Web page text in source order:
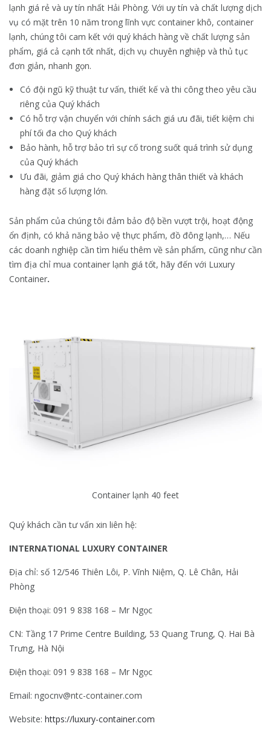
lạnh giá rẻ và uy tín nhất Hải Phòng. Với uy tín và chất lượng dịch
vụ có mặt trên 10 năm trong lĩnh vực container khô, container
lạnh, chúng tôi cam kết với quý khách hàng về chất lượng sản
phẩm, giá cả cạnh tốt nhất, dịch vụ chuyên nghiệp và thủ tục
đơn giản, nhanh gọn.
Có đội ngũ kỹ thuật tư vấn, thiết kế và thi công theo yêu cầu
riêng của Quý khách
Có hỗ trợ vận chuyển với chính sách giá ưu đãi, tiết kiệm chi
phí tối đa cho Quý khách
Bảo hành, hỗ trợ bảo trì sự cố trong suốt quá trình sử dụng
của Quý khách
Ưu đãi, giảm giá cho Quý khách hàng thân thiết và khách
hàng đặt số lượng lớn.
Sản phẩm của chúng tôi đảm bảo độ bền vượt trội, hoạt động
ổn định, có khả năng bảo vệ thực phẩm, đồ đông lạnh,… Nếu
các doanh nghiệp cần tìm hiểu thêm về sản phẩm, cũng như cần
tìm địa chỉ mua container lạnh giá tốt, hãy đến với Luxury
Container.
Container lạnh 40 feet
Quý khách cần tư vấn xin liên hệ:
INTERNATIONAL LUXURY CONTAINER
Địa chỉ: số 12/546 Thiên Lôi, P. Vĩnh Niệm, Q. Lê Chân, Hải
Phòng
Điện thoại: 091 9 838 168 – Mr Ngọc
CN: Tầng 17 Prime Centre Building, 53 Quang Trung, Q. Hai Bà
Trưng, Hà Nội
Điện thoại: 091 9 838 168 – Mr Ngọc
Email: ngocnv@ntc-container.com
Website: https://luxury-container.com